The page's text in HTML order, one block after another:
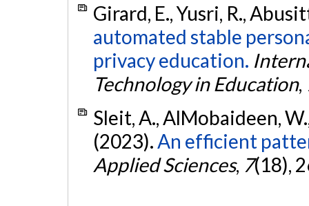
Girard, E., Yusri, R.,
automated stable
privacy education.
Technology in Education,
Sleit, A., AlMobaideen,
(2023).An efficient
Applied Sciences, 7(18),